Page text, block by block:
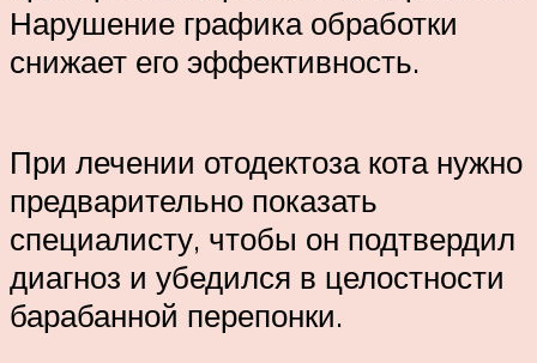
Нарушение графика обработки
снижает его эффективность.
При лечении отодектоза кота нужно
предварительно показать
специалисту, чтобы он подтвердил
диагноз и убедился в целостности
барабанной перепонки.